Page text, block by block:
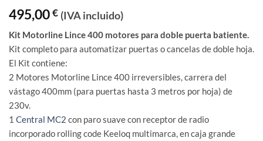
de 5 en
base a
valoracion
es de
clientes
495,00€ (IVA incluido)
Kit Motorline Lince 400 motores para doble puerta batiente.
Kit completo para automatizar puertas o cancelas de doble hoja.
El Kit contiene:
2 Motores Motorline Lince 400 irreversibles, carrera del
vástago 400mm (para puertas hasta 3 metros por hoja) de
230v.
1 Central MC2 con paro suave con receptor de radio
incorporado rolling code Keeloq multimarca, en caja grande